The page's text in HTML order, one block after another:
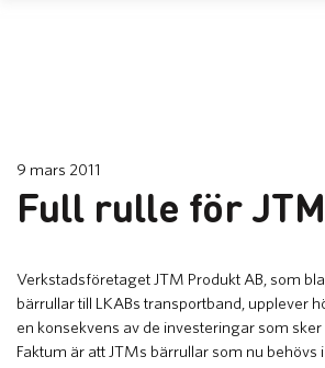
9 mars 2011
Full rulle för
​Verkstadsföretaget JTM Produkt AB, som
bärrullar till LKABs transportband, upplever
en konsekvens av de investeringar som sker
Faktum är att JTMs bärrullar som nu behövs